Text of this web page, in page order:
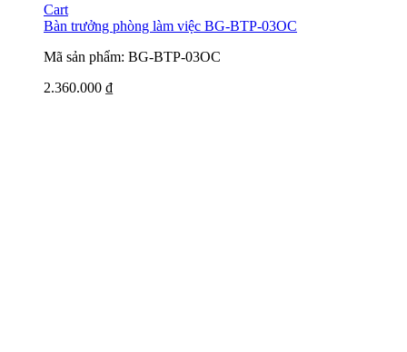
Cart
Bàn trưởng phòng làm việc BG-BTP-03OC
Mã sản phẩm: BG-BTP-03OC
2.360.000 ₫